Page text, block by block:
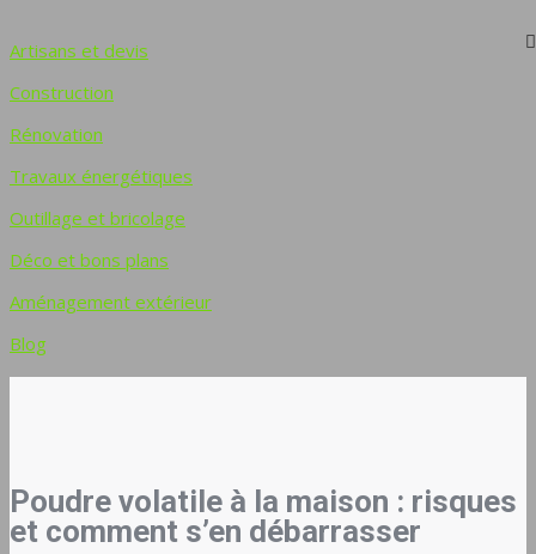
Artisans et devis
Construction
Rénovation
Travaux énergétiques
Outillage et bricolage
Déco et bons plans
Aménagement extérieur
Blog
Poudre volatile à la maison : risques
et comment s’en débarrasser